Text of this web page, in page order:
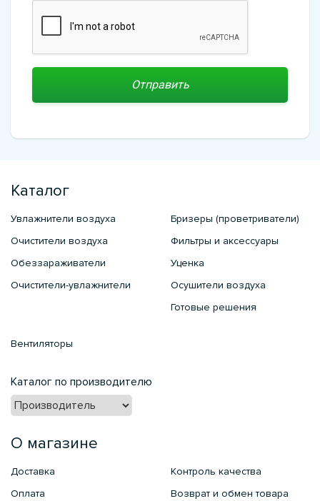
Каталог
Увлажнители воздуха
Очистители воздуха
Обеззараживатели
Очистители-увлажнители
Бризеры (проветриватели)
Фильтры и аксессуары
Уценка
Осушители воздуха
Готовые решения
Вентиляторы
Каталог по производителю
О магазине
Доставка
Оплата
Контроль качества
Возврат и обмен товара